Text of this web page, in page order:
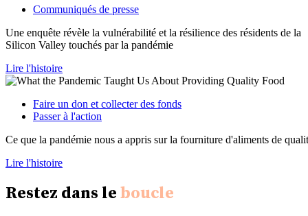
Communiqués de presse
Une enquête révèle la vulnérabilité et la résilience des résidents de la
Silicon Valley touchés par la pandémie
Lire l'histoire
Faire un don et collecter des fonds
Passer à l'action
Ce que la pandémie nous a appris sur la fourniture d'aliments de
Lire l'histoire
Restez dans le boucle